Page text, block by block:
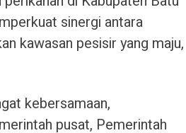
sinergi antara
kawasan pesisir yang maju,
kebersamaan,
pusat, Pemerintah